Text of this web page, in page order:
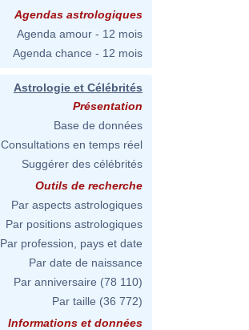
Agendas astrologiques
Agenda amour - 12 mois
Agenda chance - 12 mois
Astrologie et Célébrités
Présentation
Base de données
Consultations en temps réel
Suggérer des célébrités
Outils de recherche
Par aspects astrologiques
Par positions astrologiques
Par profession, pays et date
Par date de naissance
Par anniversaire (78 110)
Par taille (36 772)
Informations et données